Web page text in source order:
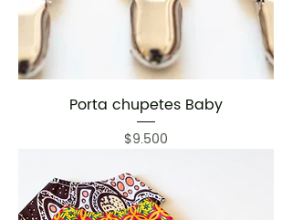
Porta chupetes Baby
Precio
$9.500